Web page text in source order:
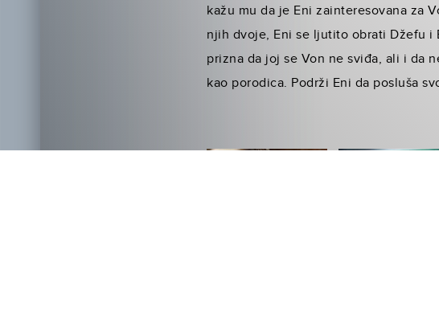
kažu mu da je Eni zainteresovana za
njih dvoje, Eni se ljutito obrati Džefu
prizna da joj se Von ne sviđa, ali i da
kao porodica. Podrži Eni da posluša